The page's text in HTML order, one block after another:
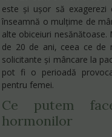
este și ușor să exagerezi
înseamnă o mulțime de
alte obiceiuri nesănătoase.
de 20 de ani, ceea ce de
solicitante și mâncare la
pot fi o perioadă
pentru femei.
Ce putem
hormonilor